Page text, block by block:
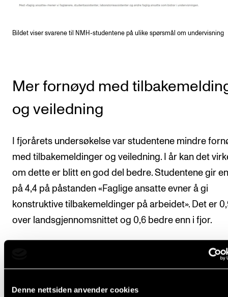
Denne nettsiden anvender cookies
Bildet viser svarene til NMH-studentene på ulike spørsmål om undervisning
Mer fornøyd med
og veiledning
I fjorårets undersøkelse var studentene mindre
med tilbakemeldinger og veiledning. I år kan det
om dette er blitt en god del bedre. Studentene gir
på 4,4 på påstanden «Faglige ansatte evner å gi
konstruktive tilbakemeldinger på arbeidet». Det er
over landsgjennomsnittet og 0,6 bedre enn i fjor.
Samarbeid med arbeidslivet